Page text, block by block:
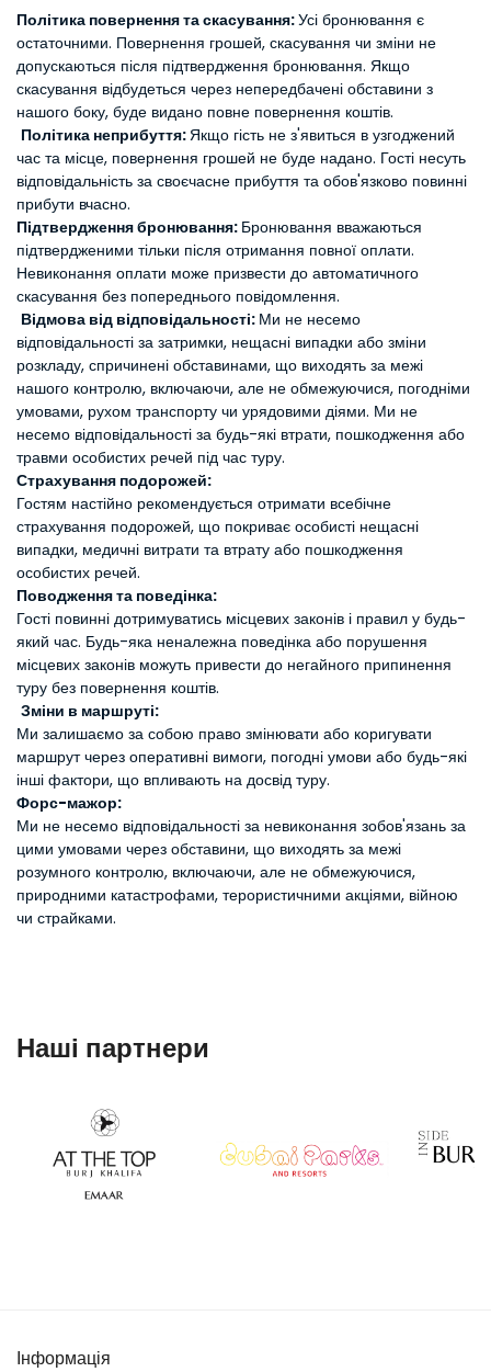
Політика повернення та скасування:Усі бронювання є
остаточними. Повернення грошей, скасування чи зміни не
допускаються після підтвердження бронювання. Якщо
скасування відбудеться через непередбачені обставини з
нашого боку, буде видано повне повернення коштів.
Політика неприбуття:Якщо гість не з'явиться в узгоджений
час та місце, повернення грошей не буде надано. Гості несуть
відповідальність за своєчасне прибуття та обов'язково повинні
прибути вчасно.
Підтвердження бронювання: Бронювання вважаються
підтвердженими тільки після отримання повної оплати.
Невиконання оплати може призвести до автоматичного
скасування без попереднього повідомлення.
Відмова від відповідальності: Ми не несемо
відповідальності за затримки, нещасні випадки або зміни
розкладу, спричинені обставинами, що виходять за межі
нашого контролю, включаючи, але не обмежуючися, погодніми
умовами, рухом транспорту чи урядовими діями. Ми не
несемо відповідальності за будь-які втрати, пошкодження або
травми особистих речей під час туру.
Страхування подорожей:
Гостям настійно рекомендується отримати всебічне
страхування подорожей, що покриває особисті нещасні
випадки, медичні витрати та втрату або пошкодження
особистих речей.
Поводження та поведінка:
Гості повинні дотримуватись місцевих законів і правил у будь-
який час. Будь-яка неналежна поведінка або порушення
місцевих законів можуть привести до негайного припинення
туру без повернення коштів.
Зміни в маршруті:
Ми залишаємо за собою право змінювати або коригувати
маршрут через оперативні вимоги, погодні умови або будь-які
інші фактори, що впливають на досвід туру.
Форс-мажор:
Ми не несемо відповідальності за невиконання зобов'язань за
цими умовами через обставини, що виходять за межі
розумного контролю, включаючи, але не обмежуючися,
природними катастрофами, терористичними акціями, війною
чи страйками.
Наші партнери
Інформація